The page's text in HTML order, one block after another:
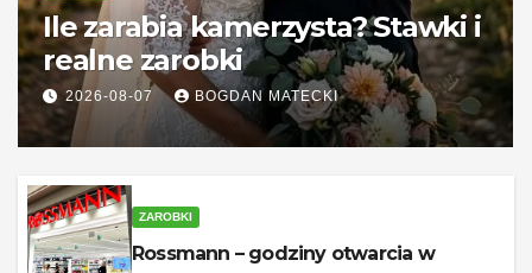
Ile zarabia kamerzysta? Stawki i
realne zarobki
2026-08-07 BOGDAN MATECKI
ZAROBKI
Rossmann – godziny otwarcia w